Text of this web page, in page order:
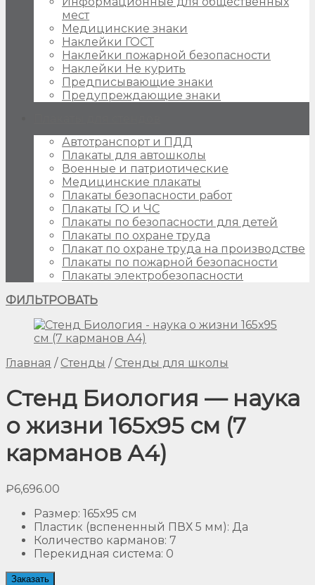
мест
Медицинские знаки
Наклейки ГОСТ
Наклейки пожарной безопасности
Наклейки Не курить
Предписывающие знаки
Предупреждающие знаки
Автотранспорт и ПДД
Плакаты для автошколы
Военные и патриотические
Медицинские плакаты
Плакаты безопасности работ
Плакаты ГО и ЧС
Плакаты по безопасности для детей
Плакаты по охране труда
Плакат по охране труда на производстве
Плакаты по пожарной безопасности
Плакаты электробезопасности
ФИЛЬТРОВАТЬ
Главная / Стенды / Стенды для школы
Стенд Биология — наука
о жизни 165х95 см (7
карманов А4)
₽6,696.00
Размер: 165х95 см
Пластик (вспененный ПВХ 5 мм): Да
Количество карманов: 7
Перекидная система: 0
Заказать